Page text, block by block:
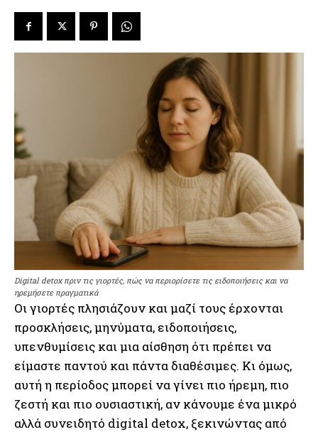
Digital detox πριν τις γιορτές, πώς να περιορίσετε τις ειδοποιήσεις και να
ηρεμήσετε πραγματικά
Οι γιορτές πλησιάζουν και μαζί τους έρχονται
προσκλήσεις, μηνύματα, ειδοποιήσεις,
υπενθυμίσεις και μια αίσθηση ότι πρέπει να
είμαστε παντού και πάντα διαθέσιμες. Κι όμως,
αυτή η περίοδος μπορεί να γίνει πιο ήρεμη, πιο
ζεστή και πιο ουσιαστική, αν κάνουμε ένα μικρό
αλλά συνειδητό digital detox, ξεκινώντας από